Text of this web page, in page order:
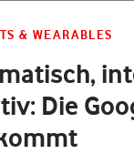
& WEARABLES
Die